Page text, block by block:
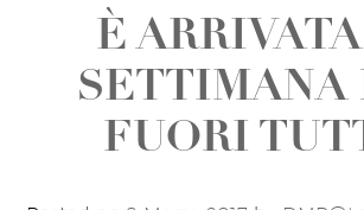
È
SETTIMANA
FUORI